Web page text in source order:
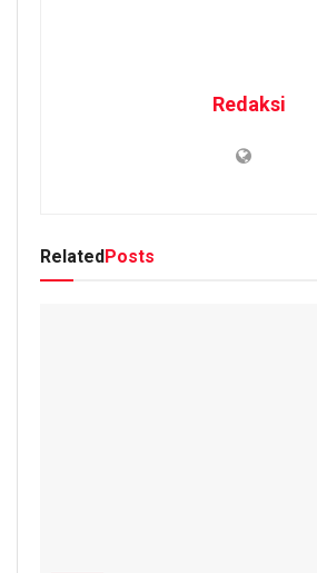
Redaksi
RelatedPosts